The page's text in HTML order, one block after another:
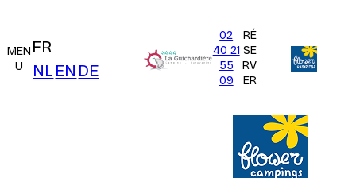
MEN
U
FR
NL EN DE
02
40 21
55
09
RÉ
SE
RV
ER